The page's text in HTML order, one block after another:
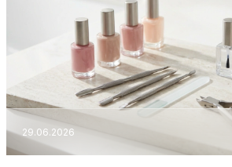
29.06.2026